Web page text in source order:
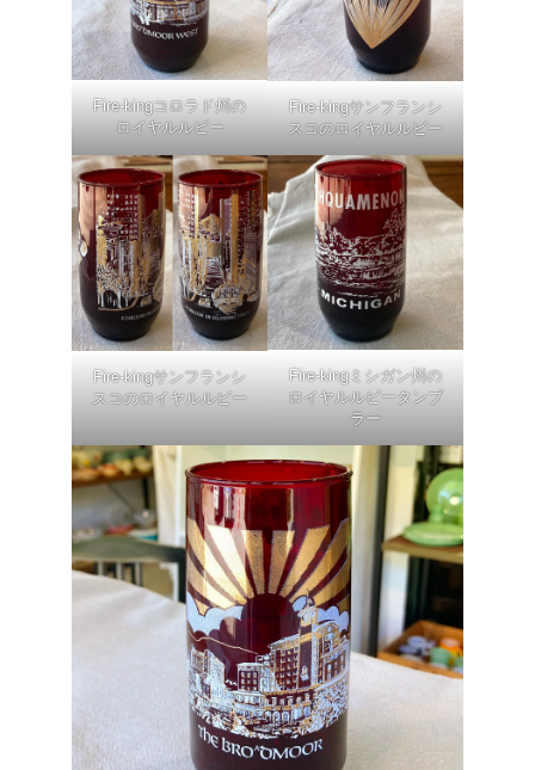
Fire-kingコロラド州の
ロイヤルルビー
Fire-kingサンフランシ
スコのロイヤルルビー
Fire-kingサンフランシ
スコのロイヤルルビー
Fire-kingミシガン州の
ロイヤルルビータンブ
ラー